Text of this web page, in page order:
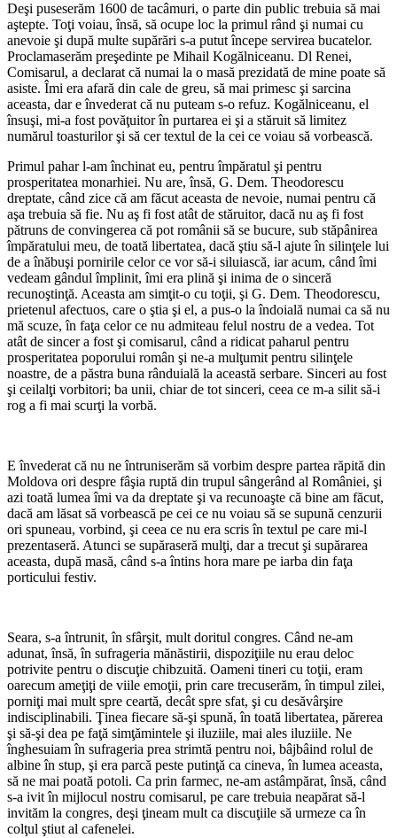
Deşi puseserăm 1600 de tacâmuri, o parte din public trebuia să mai
aştepte. Toţi voiau, însă, să ocupe loc la primul rând şi numai cu
anevoie şi după multe supărări s-a putut începe servirea bucatelor.
Proclamaserăm preşedinte pe Mihail Kogălniceanu. Dl Renei,
Comisarul, a declarat că numai la o masă prezidată de mine poate să
asiste. Îmi era afară din cale de greu, să mai primesc şi sarcina
aceasta, dar e învederat că nu puteam s-o refuz. Kogălniceanu, el
însuşi, mi-a fost povăţuitor în purtarea ei şi a stăruit să limitez
numărul toasturilor şi să cer textul de la cei ce voiau să vorbească.
Primul pahar l-am închinat eu, pentru împăratul şi pentru
prosperitatea monarhiei. Nu are, însă, G. Dem. Theodorescu
dreptate, când zice că am făcut aceasta de nevoie, numai pentru că
aşa trebuia să fie. Nu aş fi fost atât de stăruitor, dacă nu aş fi fost
pătruns de convingerea că pot românii să se bucure, sub stăpânirea
împăratului meu, de toată libertatea, dacă ştiu să-l ajute în silinţele lui
de a înăbuşi pornirile celor ce vor să-i siluiască, iar acum, când îmi
vedeam gândul împlinit, îmi era plină şi inima de o sinceră
recunoştinţă. Aceasta am simţit-o cu toţii, şi G. Dem. Theodorescu,
prietenul afectuos, care o ştia şi el, a pus-o la îndoială numai ca să nu
mă scuze, în faţa celor ce nu admiteau felul nostru de a vedea. Tot
atât de sincer a fost şi comisarul, când a ridicat paharul pentru
prosperitatea poporului român şi ne-a mulţumit pentru silinţele
noastre, de a păstra buna rânduială la această serbare. Sinceri au fost
şi ceilalţi vorbitori; ba unii, chiar de tot sinceri, ceea ce m-a silit să-i
rog a fi mai scurţi la vorbă.
E învederat că nu ne întruniserăm să vorbim despre partea răpită din
Moldova ori despre fâşia ruptă din trupul sângerând al României, şi
azi toată lumea îmi va da dreptate şi va recunoaşte că bine am făcut,
dacă am lăsat să vorbească pe cei ce nu voiau să se supună cenzurii
ori spuneau, vorbind, şi ceea ce nu era scris în textul pe care mi-l
prezentaseră. Atunci se supăraseră mulţi, dar a trecut şi supărarea
aceasta, după masă, când s-a întins hora mare pe iarba din faţa
porticului festiv.
Seara, s-a întrunit, în sfârşit, mult doritul congres. Când ne-am
adunat, însă, în sufrageria mă­năstirii, dispoziţiile nu erau deloc
potrivite pentru o discuţie chibzuită. Oameni tineri cu toţii, eram
oarecum ameţiţi de viile emoţii, prin care trecuserăm, în timpul zilei,
porniţi mai mult spre ceartă, decât spre sfat, şi cu desăvârşire
indisciplinabili. Ţinea fiecare să-şi spună, în toată libertatea, părerea
şi să-şi dea pe faţă simţămintele şi iluziile, mai ales iluziile. Ne
înghesuiam în sufrageria prea strimtă pentru noi, bâjbâind rolul de
albine în stup, şi era parcă peste putinţă ca cineva, în lumea aceasta,
să ne mai poată potoli. Ca prin farmec, ne-am astâmpărat, însă, când
s-a ivit în mijlocul nostru comisarul, pe care trebuia neapărat să-l
invităm la congres, deşi ţineam mult ca discuţiile să urmeze ca în
colţul ştiut al cafenelei.